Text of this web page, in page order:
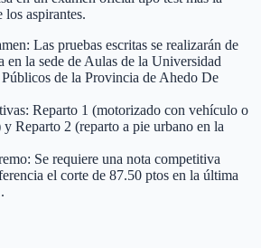
aspirantes.
Las pruebas escritas se realizarán de
en la sede de Aulas de la Universidad
de la Provincia de Ahedo De
Reparto 1 (motorizado con vehículo o
y Reparto 2 (reparto a pie urbano en la
Se requiere una nota competitiva
el corte de 87.50 ptos en la última